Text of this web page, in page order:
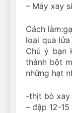
– Máy xay
Cách
loại qua
Chú ý bạn
thành bột
những hạt
-thịt bò xay
– đập 12-